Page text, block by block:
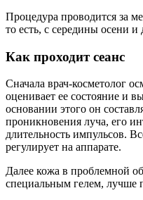
Процедура проводится за
то есть, с середины осени и
Как проходит сеанс
Сначала врач-косметолог
оценивает ее состояние и
основании этого он
проникновения луча, его
длительность импульсов.
регулирует на аппарате.
Далее кожа в проблемной
специальным гелем, лучше